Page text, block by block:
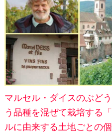
マルセル・ダイスのぶど
う品種を混ぜて栽培する
ルに由来する土地ごとの